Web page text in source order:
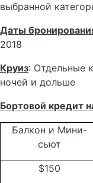
выбранной
Даты
2018
Круиз: Отдельные
ночей и дольше
Бортовой кредит
Балкон и Мини-
сьют
$150